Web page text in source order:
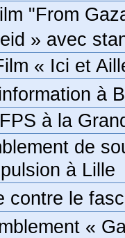
"From
» avec
« Ici et
à
à la
de
à Lille
contre le
«